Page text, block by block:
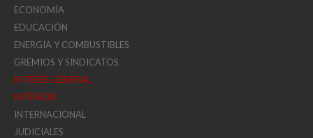
ECONOMÍA
EDUCACIÓN
ENERGÍA Y COMBUSTIBLES
GREMIOS Y SINDICATOS
INTERÉS GENERAL
INTERIOR
INTERNACIONAL
JUDICIALES